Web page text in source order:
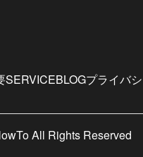
SERVICEBLOGプライバ
All Rights Reserved